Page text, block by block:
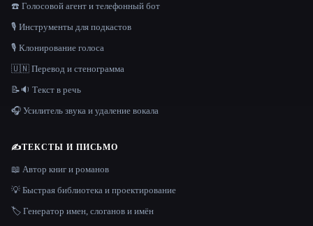
☎️ Голосовой агент и телефонный бот
🎙️ Инструменты для подкастов
🎙️ Клонирование голоса
🇺🇳 Перевод и стенограмма
📝🔉 Текст в речь
🎧 Усилитель звука и удаление вокала
✍️ТЕКСТЫ И ПИСЬМО
📖 Автор книг и романов
💡 Быстрая библиотека и проектирование
🏷️ Генератор имен, слоганов и имён